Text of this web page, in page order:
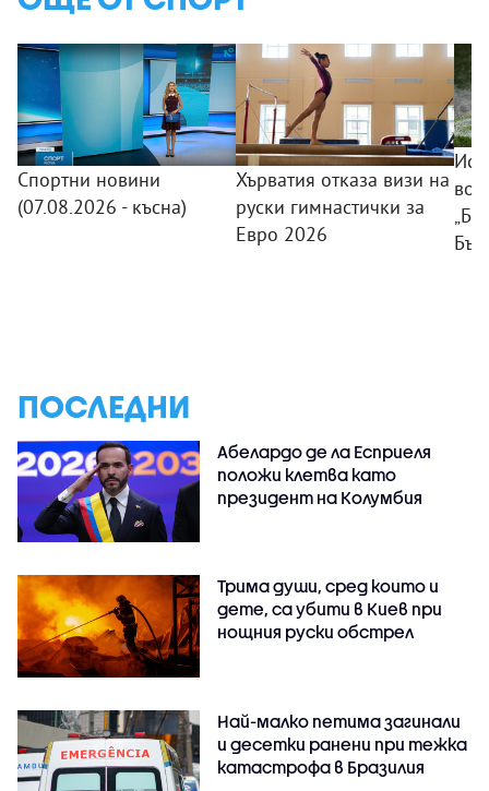
Спортни новини
(07.08.2026 - късна)
Хърватия отказа визи на
руски гимнастички за
Евро 2026
ПОСЛЕДНИ
Абелардо де ла Есприеля
положи клетва като
президент на Колумбия
Трима души, сред които и
дете, са убити в Киев при
нощния руски обстрел
Най-малко петима загинали
и десетки ранени при тежка
катастрофа в Бразилия